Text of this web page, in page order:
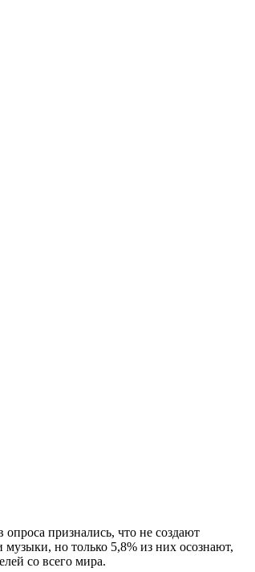
признались, что не создают
но только 5,8% из них осознают,
со всего мира.